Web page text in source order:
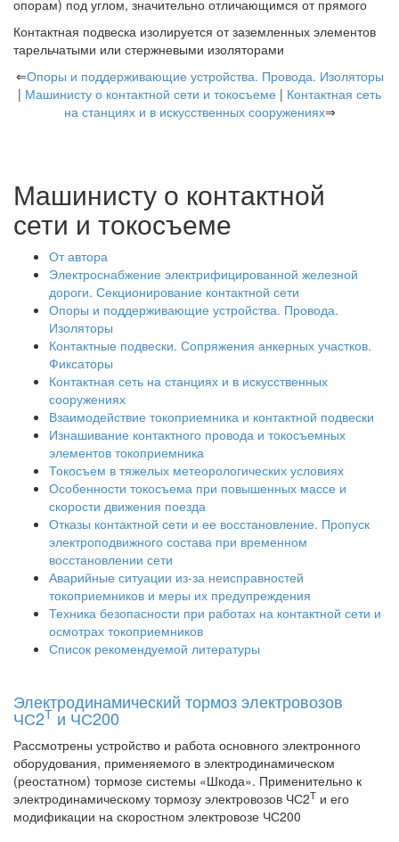
опорам) под углом, значительно отличающимся от прямого
Контактная подвеска изолируется от заземленных элементов
тарельчатыми или стержневыми изоляторами
⇐Опоры и поддерживающие устройства. Провода. Изоляторы
| Машинисту о контактной сети и токосъеме | Контактная сеть
на станциях и в искусственных сооружениях⇒
Машинисту о контактной
сети и токосъеме
От автора
Электроснабжение электрифицированной железной
дороги. Секционирование контактной сети
Опоры и поддерживающие устройства. Провода.
Изоляторы
Контактные подвески. Сопряжения анкерных участков.
Фиксаторы
Контактная сеть на станциях и в искусственных
сооружениях
Взаимодействие токоприемника и контактной подвески
Изнашивание контактного провода и токосъемных
элементов токоприемника
Токосъем в тяжелых метеорологических условиях
Особенности токосъема при повышенных массе и
скорости движения поезда
Отказы контактной сети и ее восстановление. Пропуск
электроподвижного состава при временном
восстановлении сети
Аварийные ситуации из-за неисправностей
токоприемников и меры их предупреждения
Техника безопасности при работах на контактной сети и
осмотрах токоприемников
Список рекомендуемой литературы
Электродинамический тормоз электровозов
ЧС2Т и ЧС200
Рассмотрены устройство и работа основного электронного
оборудования, применяемого в электродинамическом
(реостатном) тормозе системы «Шкода». Применительно к
электродинамическому тормозу электровозов ЧС2Т и его
модификации на скоростном электровозе ЧС200